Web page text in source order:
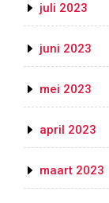
juli 2023
juni 2023
mei 2023
april 2023
maart 2023